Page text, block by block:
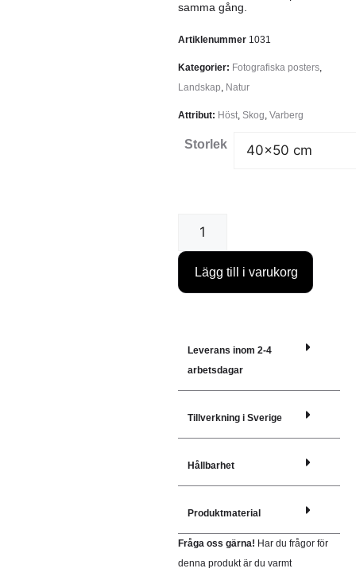
samma gång.
Artiklenummer 1031
Kategorier: Fotografiska posters,
Landskap, Natur
Attribut: Höst, Skog, Varberg
Storlek
Lägg till i varukorg
Leverans inom 2-4
arbetsdagar
Tillverkning i Sverige
Hållbarhet
Produktmaterial
Fråga oss gärna! Har du frågor för
denna produkt är du varmt